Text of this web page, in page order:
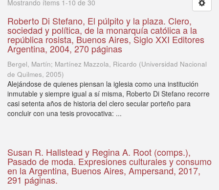
Mostrando ítems 1-10 de 30
Roberto Di Stefano, El púlpito y la plaza. Clero,
sociedad y política, de la monarquía católica a la
república rosista, Buenos Aires, Siglo XXI Editores
Argentina, 2004, 270 páginas
Bergel, Martín; Martínez Mazzola, Ricardo (Universidad Nacional
de Quilmes, 2005)
Alejándose de quienes piensan la iglesia como una institución
inmutable y siempre igual a sí misma, Roberto Di Stefano recorre
casi setenta años de historia del clero secular porteño para
concluir con una tesis provocativa: ...
Susan R. Hallstead y Regina A. Root (comps.),
Pasado de moda. Expresiones culturales y consumo
en la Argentina, Buenos Aires, Ampersand, 2017,
291 páginas.